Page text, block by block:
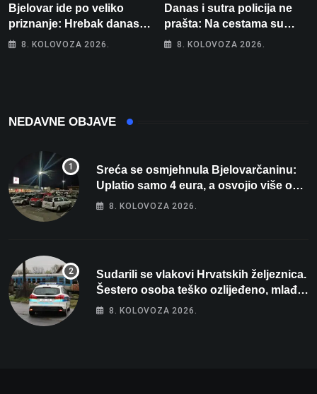
Bjelovar ide po veliko
priznanje: Hrebak danas u
Parizu predstavlja
8. KOLOVOZA 2026.
Danas i sutra policija ne
prašta: Na cestama su
posebno na meti ovi
8. KOLOVOZA 2026.
NEDAVNE OBJAVE
Sreća se osmjehnula Bjelovarčaninu:
Uplatio samo 4 eura, a osvojio više od
80 tisuća eura
8. KOLOVOZA 2026.
Sudarili se vlakovi Hrvatskih željeznica.
Šestero osoba teško ozlijeđeno, mlađa
žena na intenzivnoj
8. KOLOVOZA 2026.